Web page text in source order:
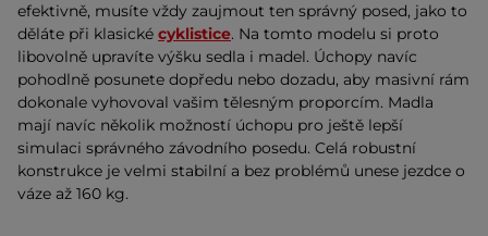
efektivně, musíte vždy zaujmout ten správný posed, jako to
děláte při klasické cyklistice. Na tomto modelu si proto
libovolně upravíte výšku sedla i madel. Úchopy navíc
pohodlně posunete dopředu nebo dozadu, aby masivní rám
dokonale vyhovoval vašim tělesným proporcím. Madla
mají navíc několik možností úchopu pro ještě lepší
simulaci správného závodního posedu. Celá robustní
konstrukce je velmi stabilní a bez problémů unese jezdce o
váze až 160 kg.